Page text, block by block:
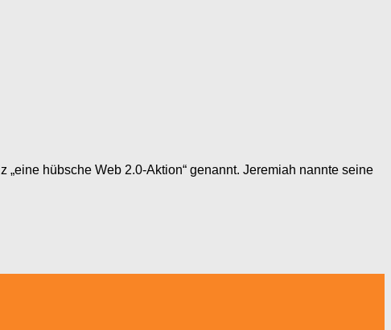
hübsche Web 2.0-Aktion“ genannt. Jeremiah nannte seine